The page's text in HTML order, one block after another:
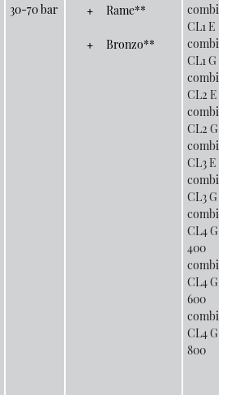
30-70 bar Rame**
Bronzo**
CL1 E
CL1 G
CL2 E
CL2 G
CL3 E
CL3 G
CL4 G-
400
CL4 G-
600
CL4 G-
800